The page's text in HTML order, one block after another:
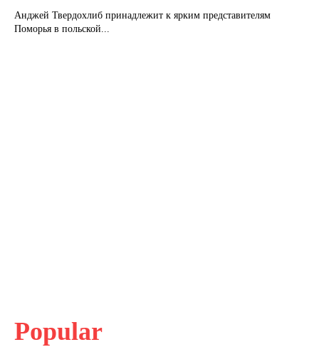
Анджей Твердохлиб принадлежит к ярким представителям
Поморья в польской...
Popular